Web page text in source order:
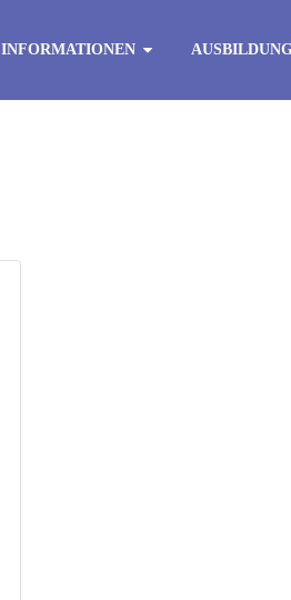
INFORMATIONEN